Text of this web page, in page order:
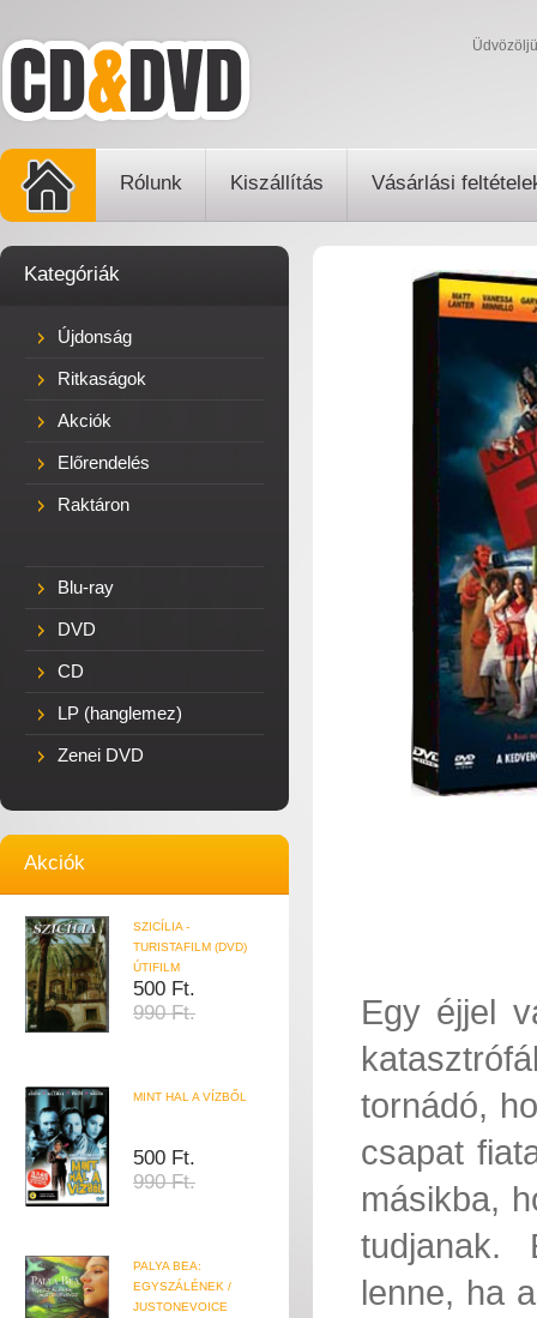
Rólunk Kiszállítás Vásárlási
Kategóriák
Újdonság
Ritkaságok
Akciók
Előrendelés
Raktáron
Blu-ray
DVD
CD
LP (hanglemez)
Zenei DVD
Akciók
SZICÍLIA -
TURISTAFILM (DVD)
ÚTIFILM
500 Ft.
990 Ft.
MINT HAL A VÍZBŐL
500 Ft.
990 Ft.
PALYA BEA:
EGYSZÁLÉNEK /
JUSTONEVOICE
Egy éjjel
tornádó,
csapat
másikba,
tudjanak.
lenne, ha